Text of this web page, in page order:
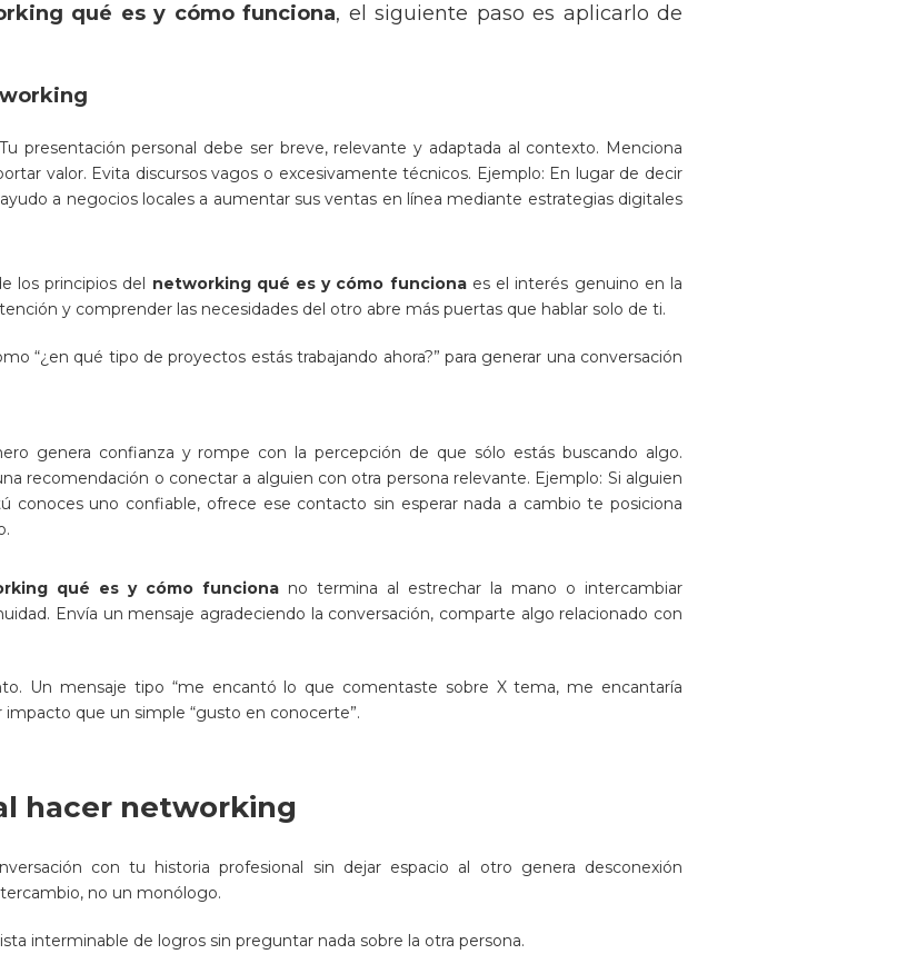
qué es y cómo funciona, el siguiente paso es aplicarlo de
Tu presentación personal debe ser breve, relevante y adaptada al contexto. Menciona
valor. Evita discursos vagos o excesivamente técnicos. Ejemplo: En lugar de decir
a negocios locales a aumentar sus ventas en línea mediante estrategias digitales
los principios del networking qué es y cómo funcionaes el interés genuino en la
y comprender las necesidades del otro abre más puertas que hablar solo de ti.
“¿en qué tipo de proyectos estás trabajando ahora?” para generar una conversación
genera confianza y rompe con la percepción de que sólo estás buscando algo.
recomendación o conectar a alguien con otra persona relevante. Ejemplo: Si alguien
conoces uno confiable, ofrece ese contacto sin esperar nada a cambio te posiciona
qué es y cómo funciona no termina al estrechar la mano o intercambiar
Envía un mensaje agradeciendo la conversación, comparte algo relacionado con
Un mensaje tipo “me encantó lo que comentaste sobre X tema, me encantaría
que un simple “gusto en conocerte”.
hacer networking
con tu historia profesional sin dejar espacio al otro genera desconexión
no un monólogo.
interminable de logros sin preguntar nada sobre la otra persona.